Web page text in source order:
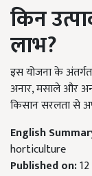
किन
लाभ?
इस योजना के
अनार, मसाले और
किसान सरलता से
English
horticulture
Published on: